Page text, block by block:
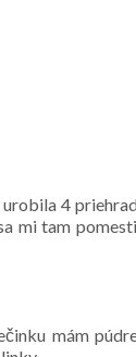
4
mi tam
mám